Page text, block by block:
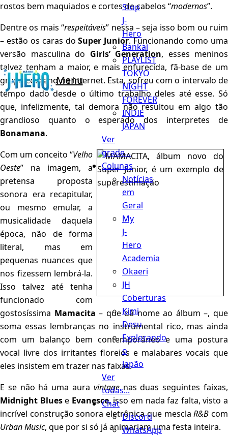
Menu
Stop
J-
Hero
Bankai
PLAYLIST
TOKYO
NIGHT
FOREVER
INDIE
JAPAN
Ver
grade...
Colunas
Notícias
em
Geral
My
J-
Hero
Academia
Okaeri
JH
Coberturas
Kimi
Desu
Explorando
o
Japão
Ver
todas...
Chat
Discord
WhatsApp
rostos bem maquiados e cortes de cabelos “modernos”.
Dentre os mais “respeitáveis” nessa – seja isso bom ou ruim
– estão os caras doSuper Junior. Funcionando como uma
versão masculina do Girls’ Generation, esses meninos
talvez tenham a maior, e mais enfurecida, fã-base de um
grupo coreano na internet. Esta, sofreu com o intervalo de
tempo dado desde o último trabalho deles até esse. Só
que, infelizmente, tal demora não resultou em algo tão
grandioso quanto o esperado dos interpretes de
Bonamana.
Com um conceito “Velho
Oeste” na imagem, a
pretensa proposta
sonora era recapitular,
ou mesmo emular, a
musicalidade daquela
época, não de forma
literal, mas em
pequenas nuances que
nos fizessem lembrá-la.
Isso talvez até tenha
funcionado com
gostosíssima Mamacita – que dá nome ao álbum –, que
soma essas lembranças no instrumental rico, mas ainda
com um balanço bem contemporâneo e uma postura
vocal livre dos irritantes floreios e malabares vocais que
eles insistem em trazer nas faixas.
E se não há uma aura vintagenas duas seguintes faixas,
Midnight Bluese Evanesce, isso em nada faz falta, visto a
incrível construção sonora eletrônica que mesclaR&Bcom
Urban Music, que por si só já animariam uma festa inteira.